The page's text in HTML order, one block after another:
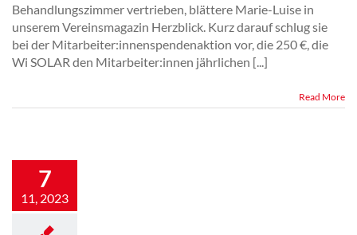
Behandlungszimmer vertrieben, blättere Marie-Luise in
unserem Vereinsmagazin Herzblick. Kurz darauf schlug sie
bei der Mitarbeiter:innenspendenaktion vor, die 250 €, die
Wi SOLAR den Mitarbeiter:innen jährlichen [...]
Read More
7
11, 2023